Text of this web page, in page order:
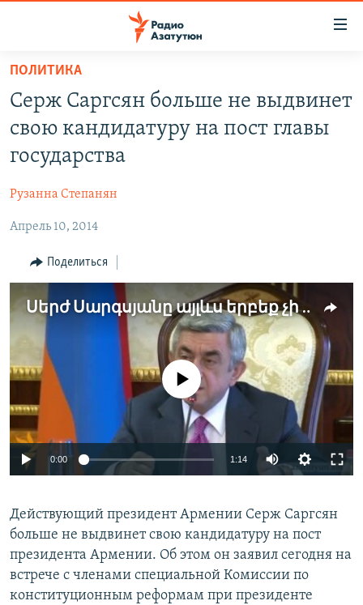
Перейти
основному
содержанию
основной
навигации
Перейти
поиску
НОВОСТИ
ЭКОНОМИКА
РЕГИОН
НАГОРНЫЙ КАРАБАХ
СПОРТ
АРХИВ
Հայերեն
English
Русский
ПОЛИТИКА
Серж Саргсян больше не выдвинет
свою кандидатуру на пост главы
государства
Рузанна Степанян
Апрель 10, 2014
Поделиться
Սերժ Սարգսյանը այլևս երբեք չի առաջադրվելու պետության ղեկավարի պաշտոնում
No media source currently available
0:00 1:14
Действующий президент Армении Серж Саргсян
больше не выдвинет свою кандидатуру на пост
президента Армении. Об этом он заявил сегодня на
встрече с членами специальной Комиссии по
конституционным реформам при президенте